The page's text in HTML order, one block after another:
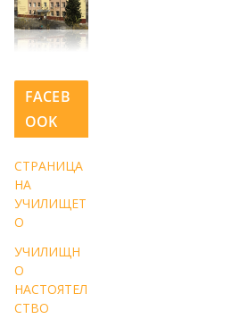
FACEB
OOK
СТРАНИЦА
НА
УЧИЛИЩЕТ
О
УЧИЛИЩН
О
НАСТОЯТЕЛ
СТВО